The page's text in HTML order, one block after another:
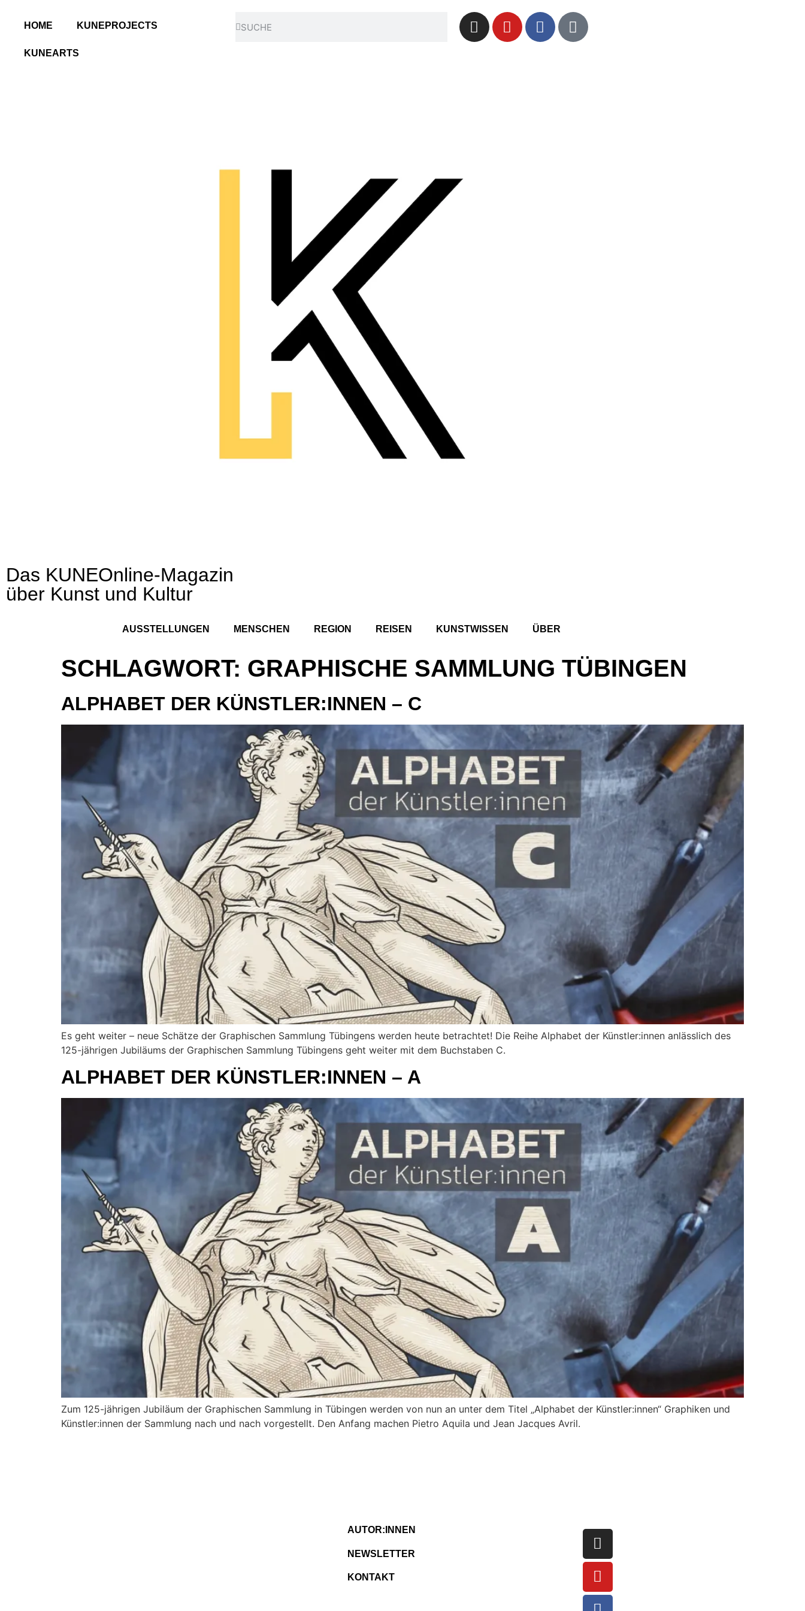
HOME KUNEPROJECTS
KUNEARTS
Das KUNEOnline-Magazin
über Kunst und Kultur
AUSSTELLUNGEN MENSCHEN REGION REISEN KUNSTWISSEN ÜBER
SCHLAGWORT: GRAPHISCHE SAMMLUNG TÜBINGEN
ALPHABET DER KÜNSTLER:INNEN – C
Es geht weiter – neue Schätze der Graphischen Sammlung Tübingens werden heute betrachtet! Die Reihe Alphabet der Künstler:innen anlässlich des
125-jährigen Jubiläums der Graphischen Sammlung Tübingens geht weiter mit dem Buchstaben C.
ALPHABET DER KÜNSTLER:INNEN – A
Zum 125-jährigen Jubiläum der Graphischen Sammlung in Tübingen werden von nun an unter dem Titel „Alphabet der Künstler:innen“ Graphiken und
Künstler:innen der Sammlung nach und nach vorgestellt. Den Anfang machen Pietro Aquila und Jean Jacques Avril.
AUTOR:INNEN
NEWSLETTER
KONTAKT